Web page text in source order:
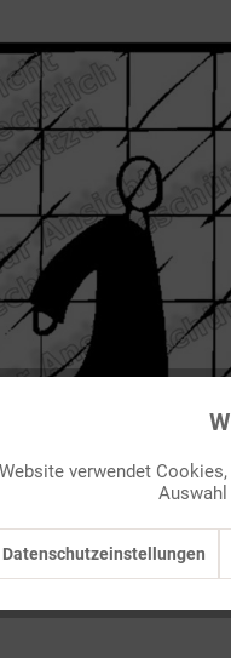
verwendet
Datenschutzeinstellungen